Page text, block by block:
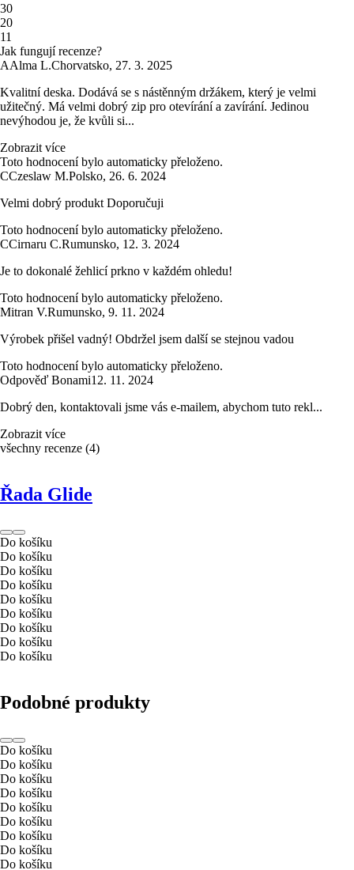
30
20
11
Jak fungují recenze?
AAlma L.Chorvatsko, 27. 3. 2025
Kvalitní deska. Dodává se s nástěnným držákem, který je velmi
užitečný. Má velmi dobrý zip pro otevírání a zavírání. Jedinou
nevýhodou je, že kvůli si...
Zobrazit více
Toto hodnocení bylo automaticky přeloženo.
CCzeslaw M.Polsko, 26. 6. 2024
Velmi dobrý produkt Doporučuji
Toto hodnocení bylo automaticky přeloženo.
CCirnaru C.Rumunsko, 12. 3. 2024
Je to dokonalé žehlicí prkno v každém ohledu!
Toto hodnocení bylo automaticky přeloženo.
Mitran V.Rumunsko, 9. 11. 2024
Výrobek přišel vadný! Obdržel jsem další se stejnou vadou
Toto hodnocení bylo automaticky přeloženo.
Odpověď Bonami12. 11. 2024
Dobrý den, kontaktovali jsme vás e-mailem, abychom tuto rekl...
Zobrazit více
všechny recenze (4)
Řada Glide
Do košíku
Do košíku
Do košíku
Do košíku
Do košíku
Do košíku
Do košíku
Do košíku
Do košíku
Podobné produkty
Do košíku
Do košíku
Do košíku
Do košíku
Do košíku
Do košíku
Do košíku
Do košíku
Do košíku